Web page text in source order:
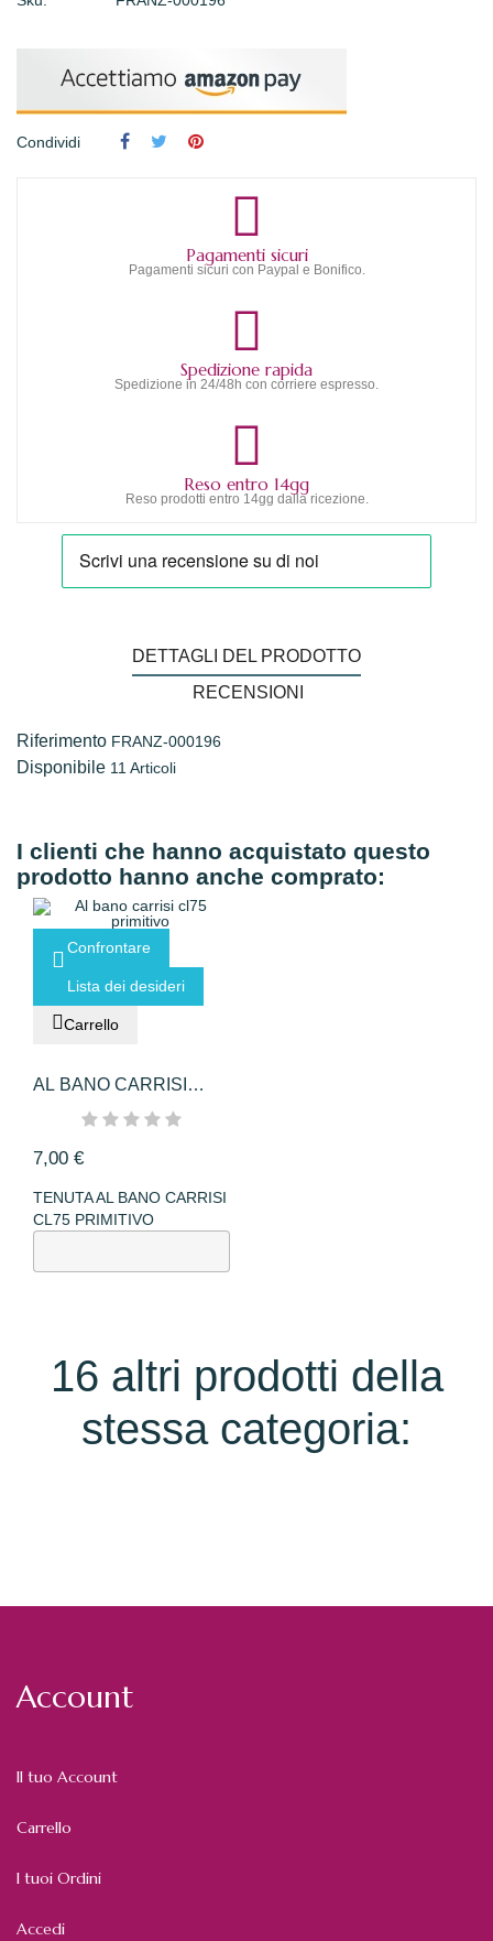
Condividi
Pagamenti sicuri
Pagamenti sicuri con Paypal e Bonifico.
Spedizione rapida
Spedizione in 24/48h con corriere espresso.
Reso entro 14gg
Reso prodotti entro 14gg dalla ricezione.
DETTAGLI DEL PRODOTTO
RECENSIONI
Riferimento FRANZ-000196
Disponibile 11 Articoli
I clienti che hanno acquistato questo
prodotto hanno anche comprato:
Confrontare
Lista dei desideri
Carrello
AL BANO CARRISI
CL75 PRIMITIVO
7,00 €
TENUTA AL BANO CARRISI
CL75 PRIMITIVO
16 altri prodotti della
stessa categoria:
Account
Il tuo Account
Carrello
I tuoi Ordini
Accedi